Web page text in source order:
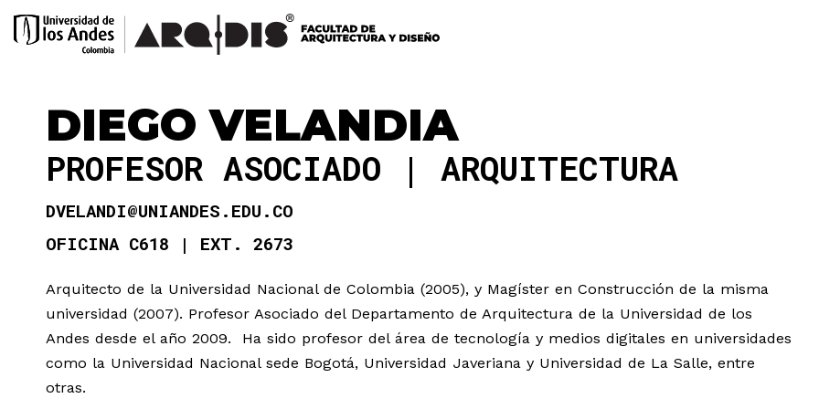
DIEGO VELANDIA
PROFESOR ASOCIADO ARQUITECTURA
DVELANDI@UNIANDES.EDU.CO
OFICINA C618
EXT. 2673
Arquitecto de la Universidad Nacional de Colombia (2005), y Magíster en Construcción de la misma
universidad (2007). Profesor Asociado del Departamento de Arquitectura de la Universidad de los
Andes desde el año 2009. Ha sido profesor del área de tecnología y medios digitales en universidades
como la Universidad Nacional sede Bogotá, Universidad Javeriana y Universidad de La Salle, entre
otras.